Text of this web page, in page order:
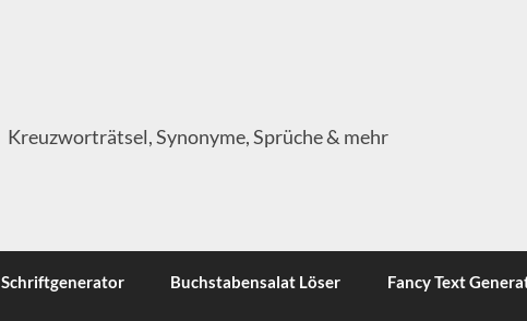
Kreuzworträtsel, Synonyme, Sprüche & mehr
Schriftgenerator Buchstabensalat Löser Fancy Text